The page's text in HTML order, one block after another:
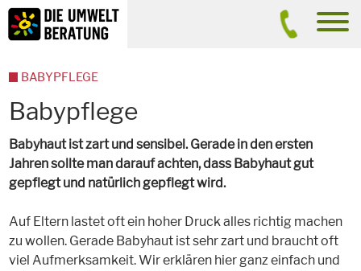
Inhalt
Suche
Babypflege
Babyhaut ist zart und sensibel. Gerade in den ersten
Jahren sollte man darauf achten, dass Babyhaut gut
gepflegt und natürlich gepflegt wird.
Auf Eltern lastet oft ein hoher Druck alles richtig machen
zu wollen. Gerade Babyhaut ist sehr zart und braucht oft
viel Aufmerksamkeit. Wir erklären hier ganz einfach und
BABYPFLEGE